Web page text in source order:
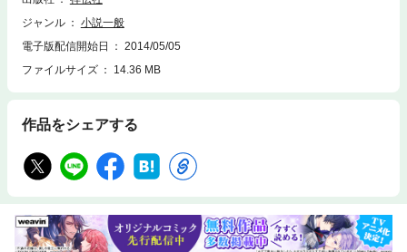
ジャンル
小説一般
電子版配信開始日
2014/05/05
ファイルサイズ
14.36 MB
作品をシェアする